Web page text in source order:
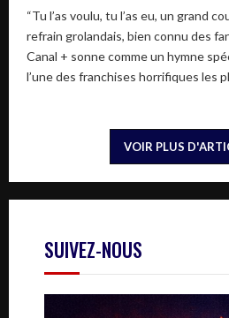
“Tu l’as voulu, tu l’as eu, un grand
refrain grolandais, bien connu des
Canal + sonne comme un hymne
l’une des franchises horrifiques les
VOIR PLUS
SUIVEZ-NOUS